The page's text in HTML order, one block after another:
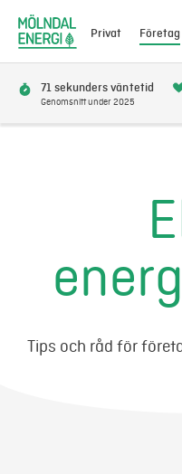
Privat Företag
Fjärrvärme & kyla
Energitjänster
Mer
71 sekunders väntetid
Genomsnitt under 2025
Tips och råd för